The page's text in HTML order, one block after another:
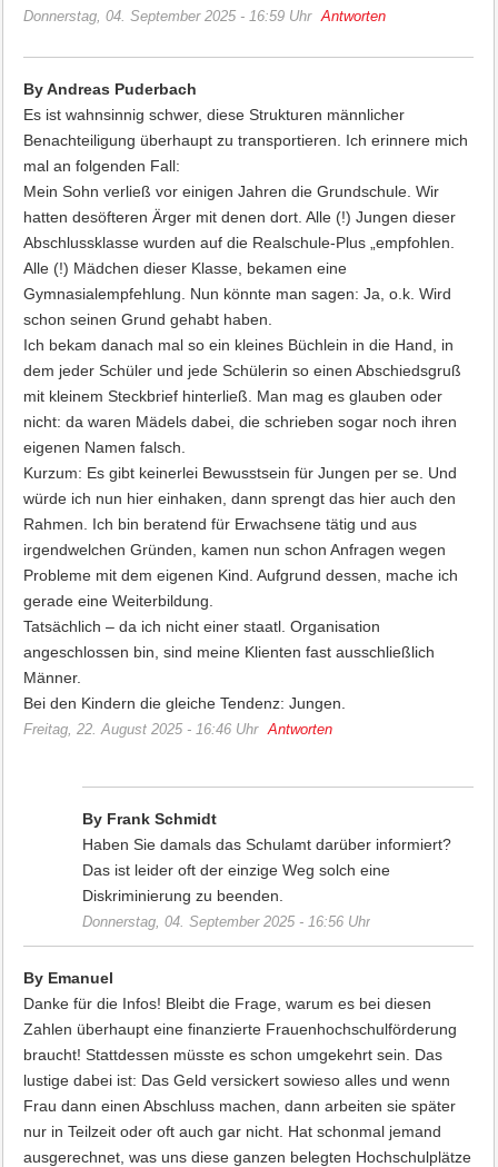
Donnerstag, 04. September 2025 - 16:59 Uhr Antworten
By Andreas Puderbach
Es ist wahnsinnig schwer, diese Strukturen männlicher
Benachteiligung überhaupt zu transportieren. Ich erinnere mich
mal an folgenden Fall:
Mein Sohn verließ vor einigen Jahren die Grundschule. Wir
hatten desöfteren Ärger mit denen dort. Alle (!) Jungen dieser
Abschlussklasse wurden auf die Realschule-Plus „empfohlen.
Alle (!) Mädchen dieser Klasse, bekamen eine
Gymnasialempfehlung. Nun könnte man sagen: Ja, o.k. Wird
schon seinen Grund gehabt haben.
Ich bekam danach mal so ein kleines Büchlein in die Hand, in
dem jeder Schüler und jede Schülerin so einen Abschiedsgruß
mit kleinem Steckbrief hinterließ. Man mag es glauben oder
nicht: da waren Mädels dabei, die schrieben sogar noch ihren
eigenen Namen falsch.
Kurzum: Es gibt keinerlei Bewusstsein für Jungen per se. Und
würde ich nun hier einhaken, dann sprengt das hier auch den
Rahmen. Ich bin beratend für Erwachsene tätig und aus
irgendwelchen Gründen, kamen nun schon Anfragen wegen
Probleme mit dem eigenen Kind. Aufgrund dessen, mache ich
gerade eine Weiterbildung.
Tatsächlich – da ich nicht einer staatl. Organisation
angeschlossen bin, sind meine Klienten fast ausschließlich
Männer.
Bei den Kindern die gleiche Tendenz: Jungen.
Freitag, 22. August 2025 - 16:46 Uhr Antworten
By Frank Schmidt
Haben Sie damals das Schulamt darüber informiert?
Das ist leider oft der einzige Weg solch eine
Diskriminierung zu beenden.
Donnerstag, 04. September 2025 - 16:56 Uhr
By Emanuel
Danke für die Infos! Bleibt die Frage, warum es bei diesen
Zahlen überhaupt eine finanzierte Frauenhochschulförderung
braucht! Stattdessen müsste es schon umgekehrt sein. Das
lustige dabei ist: Das Geld versickert sowieso alles und wenn
Frau dann einen Abschluss machen, dann arbeiten sie später
nur in Teilzeit oder oft auch gar nicht. Hat schonmal jemand
ausgerechnet, was uns diese ganzen belegten Hochschulplätze